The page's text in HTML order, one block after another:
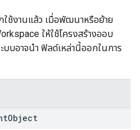
ใช้งานแล้ว เมื่อพัฒนาหรือย้าย
ให้ใช้โครงสร้างออบ
บอาจนำ ฟิลด์เหล่านี้ออกในการ
Object